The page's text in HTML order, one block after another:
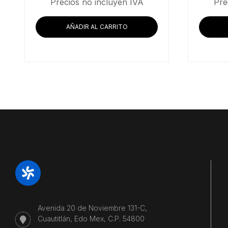
AÑADIR AL CARRITO
Avenida 20 de Noviembre 131-C,
Cuautitlán, Edo Mex, C.P. 54800